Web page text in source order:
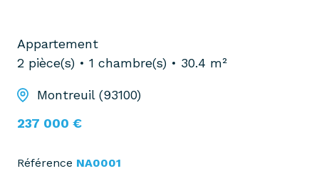
Appartement
2 pièce(s)
1 chambre(s) 30.4 m²
Montreuil (93100)
237 000 €
Référence NA0001